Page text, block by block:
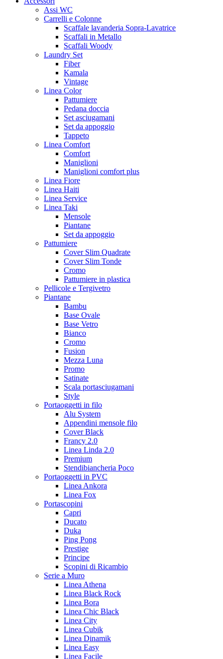
Assi WC
Carrelli e Colonne
Scaffale lavanderia Sopra-Lavatrice
Scaffali in Metallo
Scaffali Woody
Laundry Set
Fiber
Kamala
Vintage
Linea Color
Pattumiere
Pedana doccia
Set asciugamani
Set da appoggio
Tappeto
Linea Comfort
Comfort
Maniglioni
Maniglioni comfort plus
Linea Fiore
Linea Haiti
Linea Service
Linea Taki
Mensole
Piantane
Set da appoggio
Pattumiere
Cover Slim Quadrate
Cover Slim Tonde
Cromo
Pattumiere in plastica
Pellicole e Tergivetro
Piantane
Bambu
Base Ovale
Base Vetro
Bianco
Cromo
Fusion
Mezza Luna
Promo
Satinate
Scala portasciugamani
Style
Portaoggetti in filo
Alu System
Appendini mensole filo
Cover Black
Francy 2.0
Linea Linda 2.0
Premium
Stendibiancheria Poco
Portaoggetti in PVC
Linea Ankora
Linea Fox
Portascopini
Capri
Ducato
Duka
Ping Pong
Prestige
Principe
Scopini di Ricambio
Serie a Muro
Linea Athena
Linea Black Rock
Linea Bora
Linea Chic Black
Linea City
Linea Cubik
Linea Dinamik
Linea Easy
Linea Facile